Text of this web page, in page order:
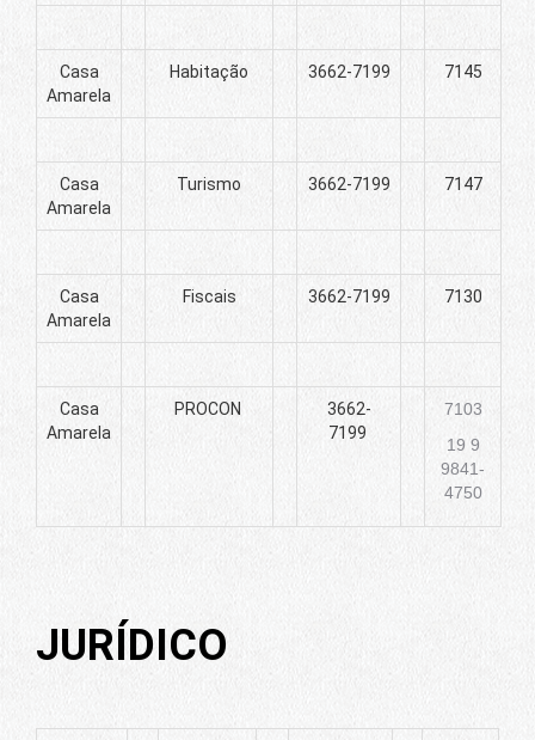
Casa
Amarela
Habitação 3662-7199 7145
Casa
Amarela
Turismo 3662-7199 7147
Casa
Amarela
Fiscais 3662-7199 7130
Casa
Amarela
PROCON
3662-
7199
7103
19 9
9841-
4750
JURÍDICO